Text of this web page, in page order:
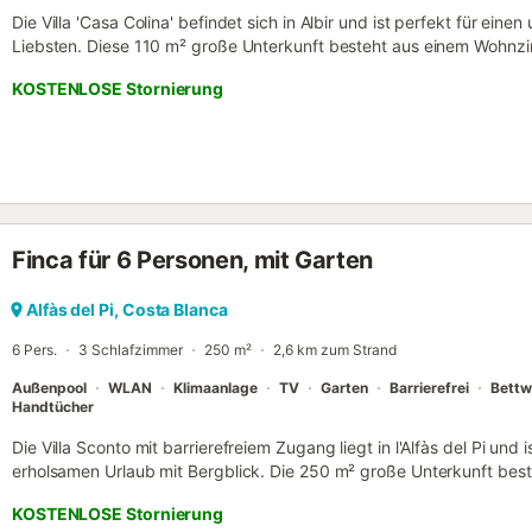
Die Villa 'Casa Colina' befindet sich in Albir und ist perfekt für einen
Liebsten. Diese 110 m² große Unterkunft besteht aus einem
gehören außerdem WLAN, Satellitenfernsehen, Klimaanlage sowie
stehen Ihnen eine private Sauna und Fitnessgeräte zur
nächsten Café zu Fuß/mit dem Auto: 494m. Entfernung zur
Mitbringen von Haustieren ist auf Anfrage erlaubt, ohne zusätzliche
KOSTENLOSE Stornierung
Finca für 6 Personen, mit Garten
Alfàs del Pi, Costa Blanca
6 Pers. 3 Schlafzimmer 250 m² 2,6 km zum Strand
Außenpool WLAN Klimaanlage TV Garten Barrierefrei
Handtücher
Die Villa Sconto mit barrierefreiem Zugang liegt in l'Alfàs del Pi und
erholsamen Urlaub mit Bergblick. Die 250 m² große Unterkunft
bietet Platz für bis zu sieben Personen. Zu den weiteren
KOSTENLOSE Stornierung